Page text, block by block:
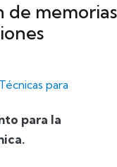
de memorias
para
para la